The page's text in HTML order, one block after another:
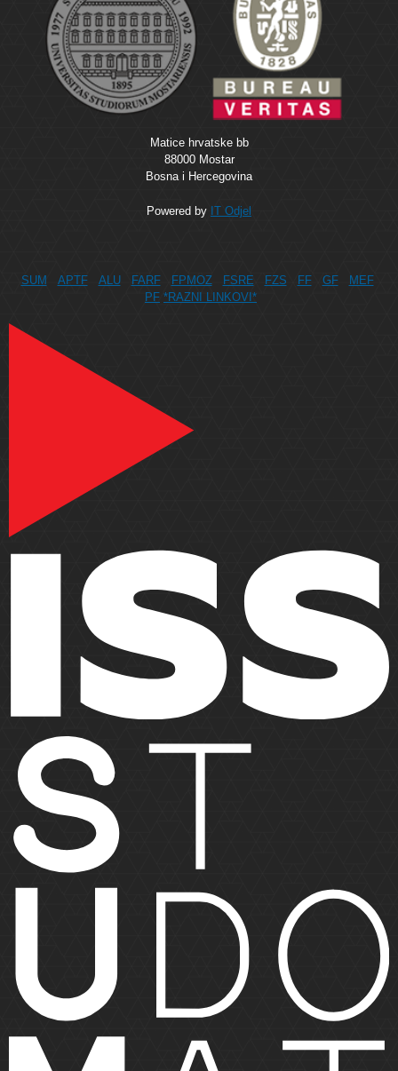
Matice hrvatske bb
88000 Mostar
Bosna i Hercegovina
Powered by IT Odjel
SUM APTF ALU FARF FPMOZ FSRE FZS FF GF
MEF
PF *RAZNI LINKOVI*